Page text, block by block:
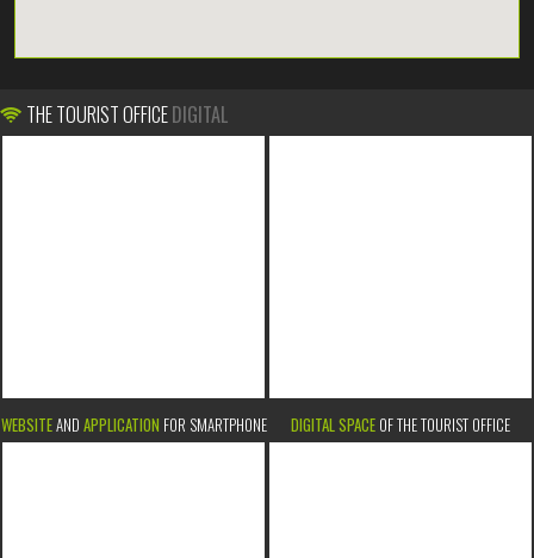
THE TOURIST OFFICEDIGITAL
WEBSITEAND APPLICATION FOR SMARTPHONE DIGITAL SPACE OF THE TOURIST OFFICE